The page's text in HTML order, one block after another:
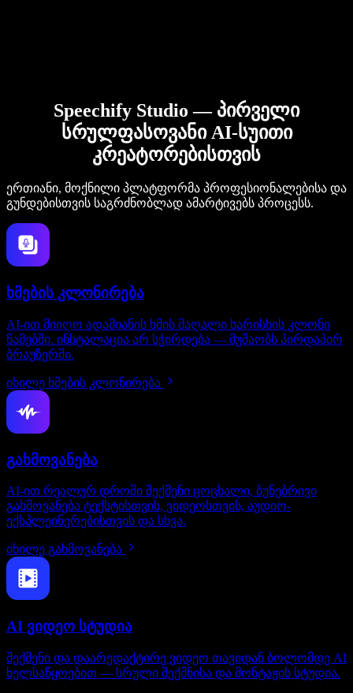
Speechify Studio — პირველი
სრულფასოვანი AI-სუითი
კრეატორებისთვის
ერთიანი, მოქნილი პლატფორმა პროფესიონალებისა და
გუნდებისთვის საგრძნობლად ამარტივებს პროცესს.
ხმების კლონირება
AI-ით მიიღო ადამიანის ხმის მაღალი ხარისხის კლონი
წამებში. ინსტალაცია არ სჭირდება — მუშაობს პირდაპირ
ბრაუზერში.
იხილე ხმების კლონირება
გახმოვანება
AI-ით რეალურ დროში შექმენი ცოცხალი, ბუნებრივი
გახმოვანება ტექსტისთვის, ვიდეოსთვის, აუდიო-
ექსპლეინერებისთვის და სხვა.
იხილე გახმოვანება
AI ვიდეო სტუდია
შექმენი და დაარედაქტირე ვიდეო თავიდან ბოლომდე AI
ხელსაწყოებით — სრული შექმნისა და მონტაჟის სტუდია.